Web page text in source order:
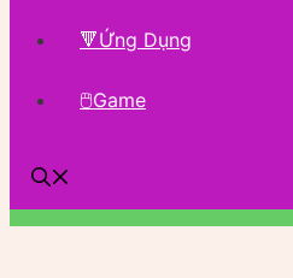
🔻Ứng Dụng
🖱Game